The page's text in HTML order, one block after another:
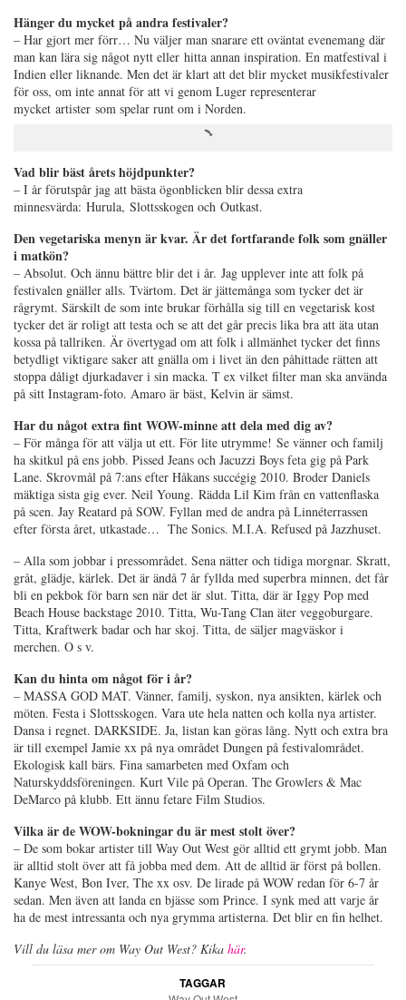
Hänger du mycket på andra festivaler?
– Har gjort mer förr… Nu väljer man snarare ett oväntat evenemang där
man kan lära sig något nytt eller hitta annan inspiration. En matfestival i
Indien eller liknande. Men det är klart att det blir mycket musikfestivaler
för oss, om inte annat för att vi genom Luger representerar
mycket artister som spelar runt om i Norden.
Vad blir bäst årets höjdpunkter?
– I år förutspår jag att bästa ögonblicken blir dessa extra
minnesvärda: Hurula, Slottsskogen och Outkast.
Den vegetariska menyn är kvar. Är det fortfarande folk som gnäller
i matkön?
– Absolut. Och ännu bättre blir det i år. Jag upplever inte att folk på
festivalen gnäller alls. Tvärtom. Det är jättemånga som tycker det är
rågrymt. Särskilt de som inte brukar förhålla sig till en vegetarisk kost
tycker det är roligt att testa och se att det går precis lika bra att äta utan
kossa på tallriken. Är övertygad om att folk i allmänhet tycker det finns
betydligt viktigare saker att gnälla om i livet än den påhittade rätten att
stoppa dåligt djurkadaver i sin macka. T ex vilket filter man ska använda
på sitt Instagram-foto. Amaro är bäst, Kelvin är sämst.
Har du något extra fint WOW-minne att dela med dig av?
– För många för att välja ut ett. För lite utrymme! Se vänner och familj
ha skitkul på ens jobb. Pissed Jeans och Jacuzzi Boys feta gig på Park
Lane. Skrovmål på 7:ans efter Håkans succégig 2010. Broder Daniels
mäktiga sista gig ever. Neil Young. Rädda Lil Kim från en vattenflaska
på scen. Jay Reatard på SOW. Fyllan med de andra på Linnéterrassen
efter första året, utkastade… The Sonics. M.I.A. Refused på Jazzhuset.
– Alla som jobbar i pressområdet. Sena nätter och tidiga morgnar. Skratt,
gråt, glädje, kärlek. Det är ändå 7 år fyllda med superbra minnen, det får
bli en pekbok för barn sen när det är slut. Titta, där är Iggy Pop med
Beach House backstage 2010. Titta, Wu-Tang Clan äter veggoburgare.
Titta, Kraftwerk badar och har skoj. Titta, de säljer magväskor i
merchen. O s v.
Kan du hinta om något för i år?
– MASSA GOD MAT. Vänner, familj, syskon, nya ansikten, kärlek och
möten. Festa i Slottsskogen. Vara ute hela natten och kolla nya artister.
Dansa i regnet. DARKSIDE. Ja, listan kan göras lång. Nytt och extra bra
är till exempel Jamie xx på nya området Dungen på festivalområdet.
Ekologisk kall bärs. Fina samarbeten med Oxfam och
Naturskyddsföreningen. Kurt Vile på Operan. The Growlers & Mac
DeMarco på klubb. Ett ännu fetare Film Studios.
Vilka är de WOW-bokningar du är mest stolt över?
– De som bokar artister till Way Out West gör alltid ett grymt jobb. Man
är alltid stolt över att få jobba med dem. Att de alltid är först på bollen.
Kanye West, Bon Iver, The xx osv. De lirade på WOW redan för 6-7 år
sedan. Men även att landa en bjässe som Prince. I synk med att varje år
ha de mest intressanta och nya grymma artisterna. Det blir en fin helhet.
Vill du läsa mer om Way Out West? Kika här.
TAGGAR